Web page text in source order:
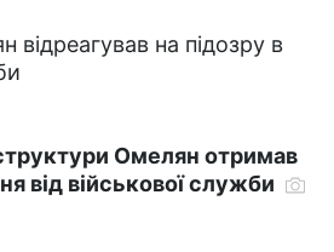
відреагував на підозру в
Омелян отримав
від військової служби